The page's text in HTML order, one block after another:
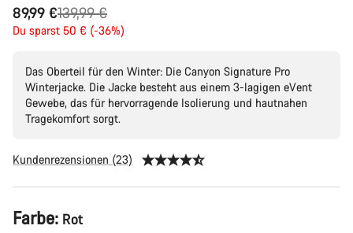
89,99 €
Ursprungspreis
139,99 €
Du sparst 50 € (-36%)
Das Oberteil für den Winter: Die Canyon Signature Pro
Winterjacke. Die Jacke besteht aus einem 3-lagigen eVent
Gewebe, das für hervorragende Isolierung und hautnahen
Tragekomfort sorgt.
Kundenrezensionen (23)
Produktkonfiguration
Farbe: Rot